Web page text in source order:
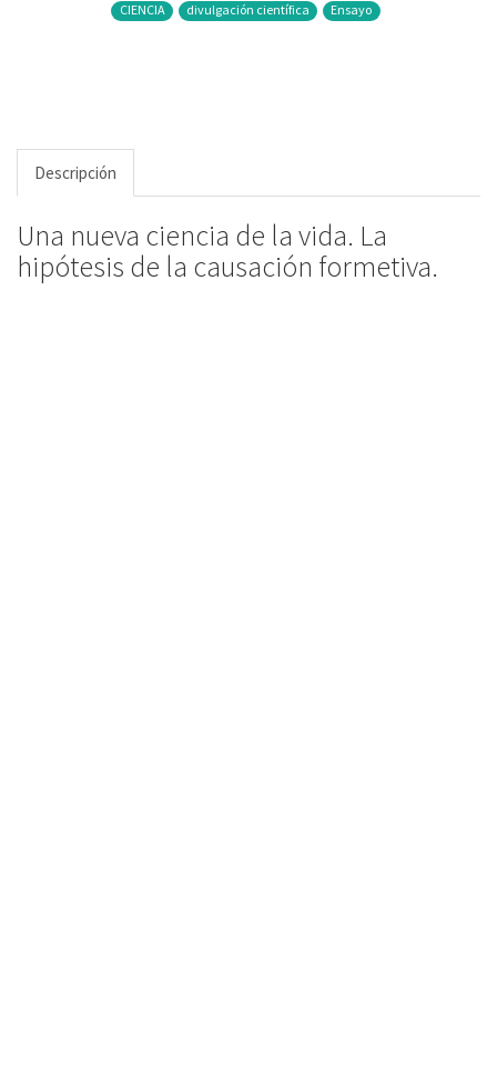
CIENCIA divulgación científica Ensayo
Descripción
Una nueva ciencia de la vida. La
hipótesis de la causación formetiva.